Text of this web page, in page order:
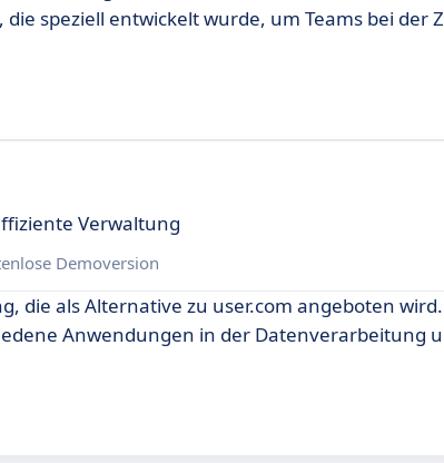
speziell entwickelt wurde, um Teams bei der
Verwaltung
Demoversion
die als Alternative zu user.com angeboten
Anwendungen in der Datenverarbeitung